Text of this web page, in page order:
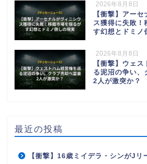
2026年8月8日
【衝撃】アー
ス獲得に失敗！
す幻想とドミノ
2026年8月8日
【衝撃】ウェ
る泥沼の争い、
2人が激突か？
最近の投稿
【衝撃】16歳ミイデラ・シンがJリ